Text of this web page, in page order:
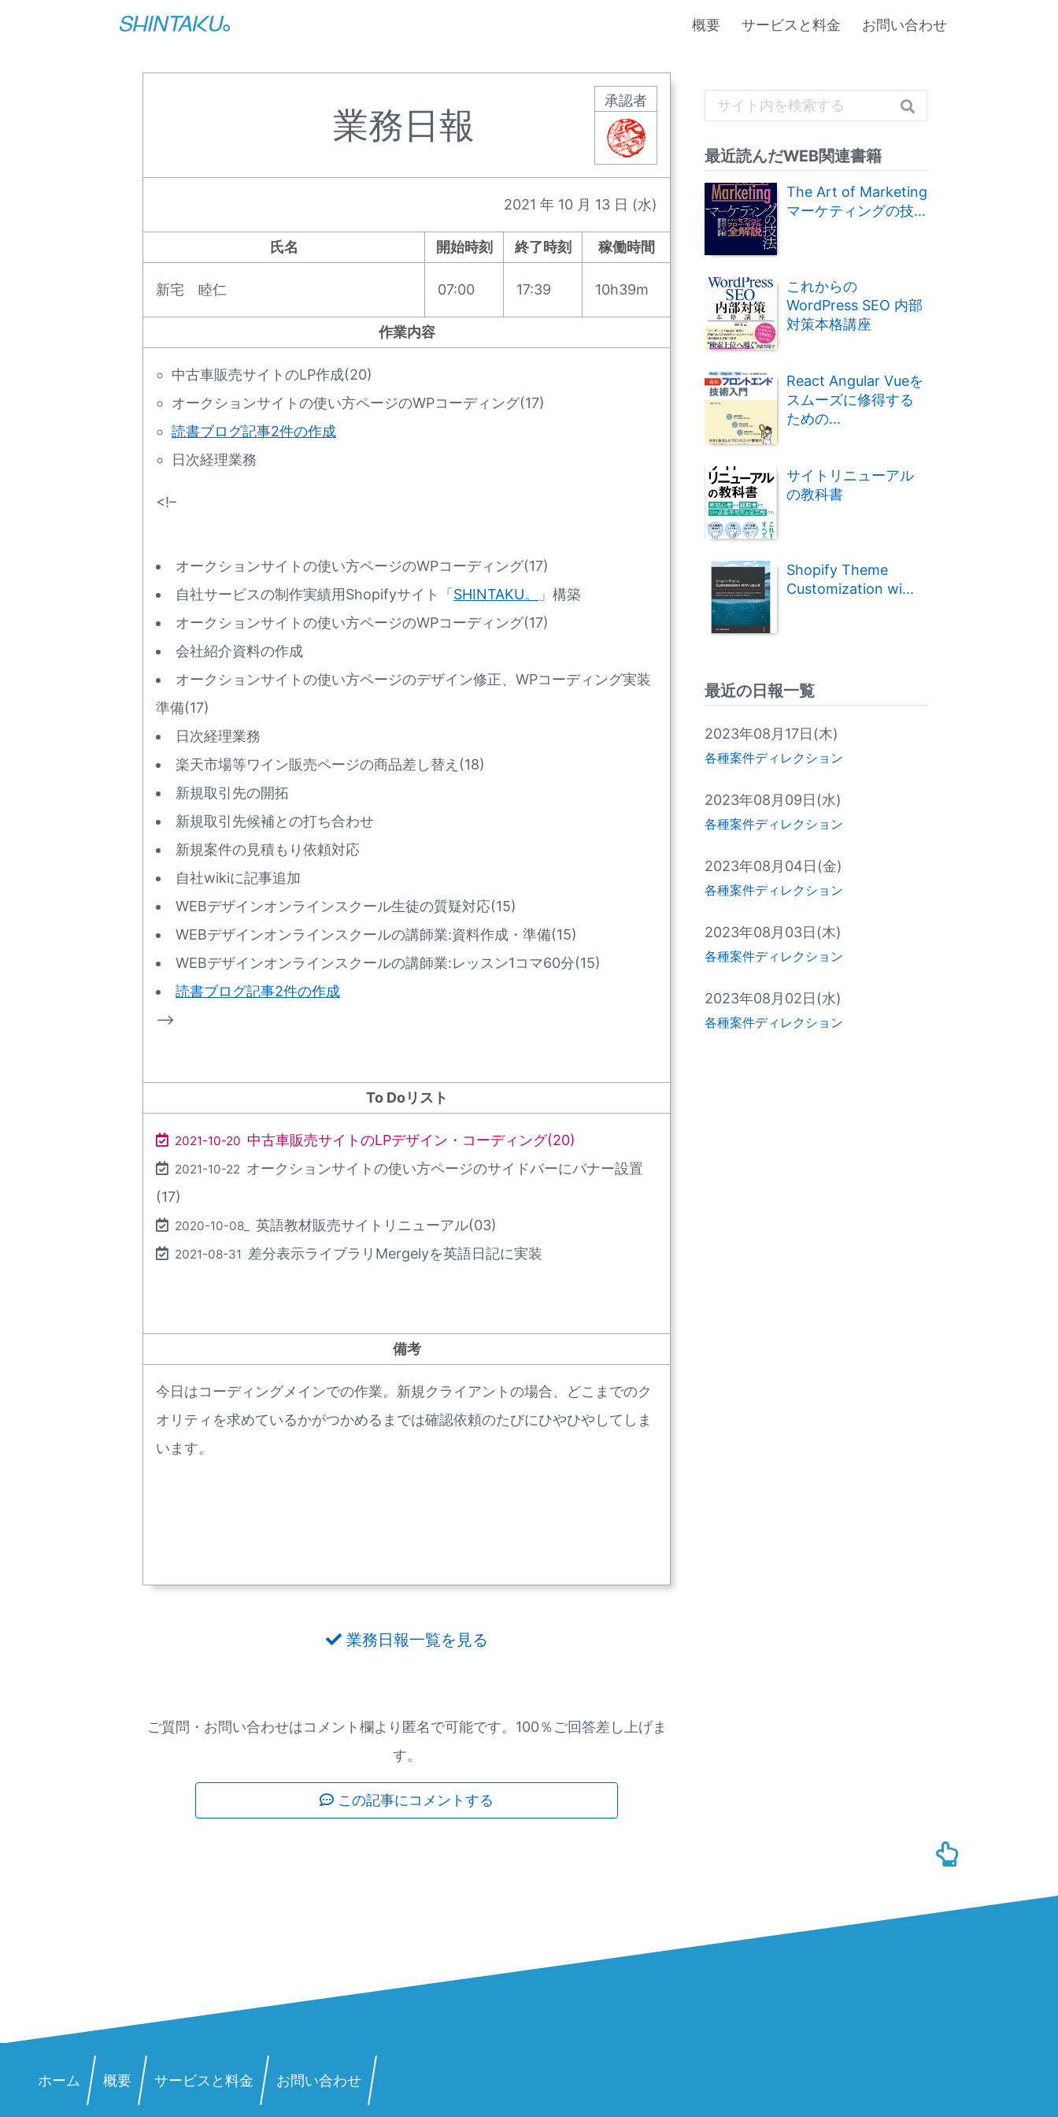
概要 サービスと料金 お問い合わせ
業務日報
承認者
2021 年 10 月 13 日 (水)
氏名 開始時刻 終了時刻 稼働時間
新宅 睦仁 07:00 17:39 10h39m
作業内容
中古車販売サイトのLP作成(20)
オークションサイトの使い方ページのWPコーディング(17)
読書ブログ記事2件の作成
日次経理業務
<!–
オークションサイトの使い方ページのWPコーディング(17)
自社サービスの制作実績用Shopifyサイト「 SHINTAKU。
」構築
オークションサイトの使い方ページのWPコーディング(17)
会社紹介資料の作成
オークションサイトの使い方ページのデザイン修正、WPコーディング実装
準備(17)
日次経理業務
楽天市場等ワイン販売ページの商品差し替え(18)
新規取引先の開拓
新規取引先候補との打ち合わせ
新規案件の見積もり依頼対応
自社wikiに記事追加
WEBデザインオンラインスクール生徒の質疑対応(15)
WEBデザインオンラインスクールの講師業:資料作成・準備(15)
WEBデザインオンラインスクールの講師業:レッスン1コマ60分(15)
読書ブログ記事2件の作成
–>
To Doリスト
2021-10-20 中古車販売サイトのLPデザイン・コーディング(20)
2021-10-22 オークションサイトの使い方ページのサイドバーにバナー設置
(17)
2020-10-08_ 英語教材販売サイトリニューアル(03)
2021-08-31 差分表示ライブラリMergelyを英語日記に実装
備考
今日はコーディングメインでの作業。新規クライアントの場合、どこまでのク
オリティを求めているかがつかめるまでは確認依頼のたびにひやひやしてしま
います。
業務日報一覧を見る
ご質問・お問い合わせはコメント欄より匿名で可能です。100％ご回答差し上げま
す。
この記事にコメントする
最近読んだWEB関連書籍
The Art of Marketing
マーケティングの技...
これからの
WordPress SEO 内部
対策本格講座
React Angular Vueを
スムーズに修得する
ための...
サイトリニューアル
の教科書
Shopify Theme
Customization wi...
最近の日報一覧
2023年08月17日(木)
各種案件ディレクション
2023年08月09日(水)
各種案件ディレクション
2023年08月04日(金)
各種案件ディレクション
2023年08月03日(木)
各種案件ディレクション
2023年08月02日(水)
各種案件ディレクション
ホーム 概要 サービスと料金 お問い合わせ